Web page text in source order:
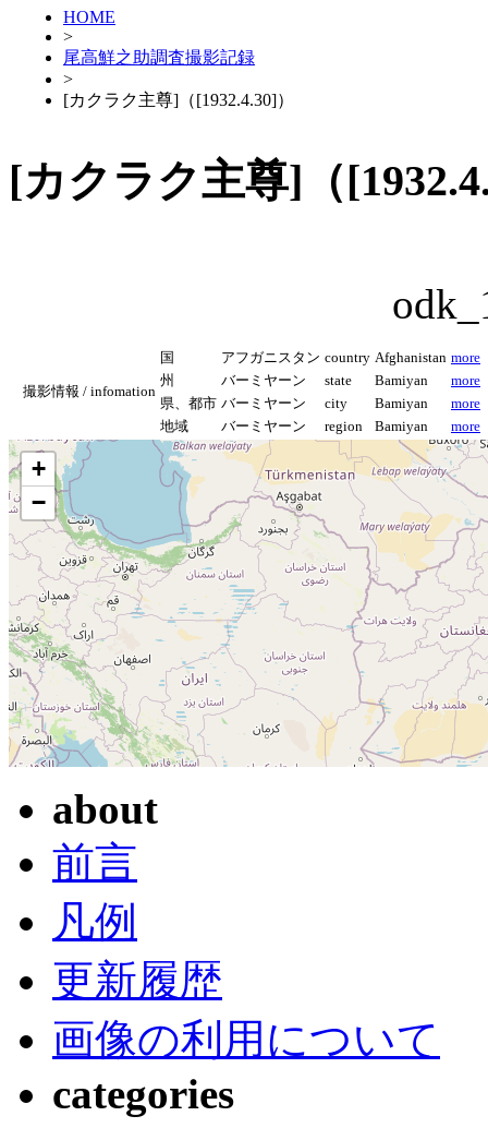
HOME
>
尾高鮮之助調査撮影記録
>
[カクラク主尊]（[1932.4.30]）
[カクラク主尊]（
撮影情報 / infomation
国 アフガニスタン country Afghanistan more
州
バーミヤーン state Bamiyan
more
県、都市 バーミヤーン city Bamiyan
more
地域
バーミヤーン region Bamiyan more
+
−
about
前言
凡例
更新履歴
画像の利用について
categories